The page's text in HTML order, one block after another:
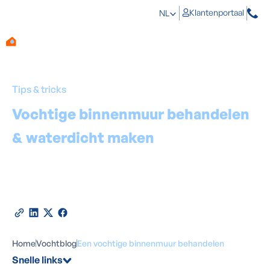
NL Klantenportaal
Tips & tricks
Vochtige binnenmuur behandelen
& waterdicht maken
HomeVochtblogEen vochtige binnenmuur behandelen
Snelle links